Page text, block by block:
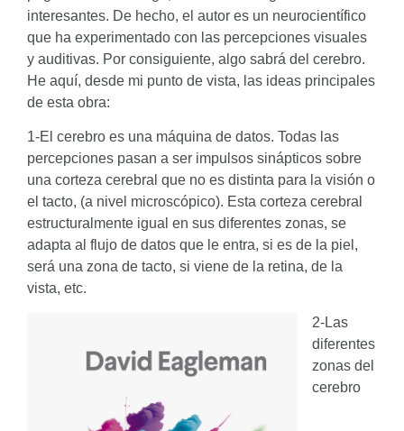
interesantes. De hecho, el autor es un neurocientífico
que ha experimentado con las percepciones visuales
y auditivas. Por consiguiente, algo sabrá del cerebro.
He aquí, desde mi punto de vista, las ideas principales
de esta obra:
1-El cerebro es una máquina de datos. Todas las
percepciones pasan a ser impulsos sinápticos sobre
una corteza cerebral que no es distinta para la visión o
el tacto, (a nivel microscópico). Esta corteza cerebral
estructuralmente igual en sus diferentes zonas, se
adapta al flujo de datos que le entra, si es de la piel,
será una zona de tacto, si viene de la retina, de la
vista, etc.
2-Las
diferentes
zonas del
cerebro